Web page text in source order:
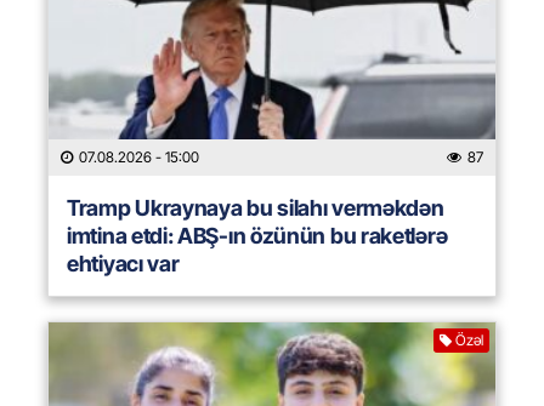
07.08.2026 - 15:00 87
Tramp Ukraynaya bu silahı verməkdən
imtina etdi: ABŞ-ın özünün bu raketlərə
ehtiyacı var
Özəl